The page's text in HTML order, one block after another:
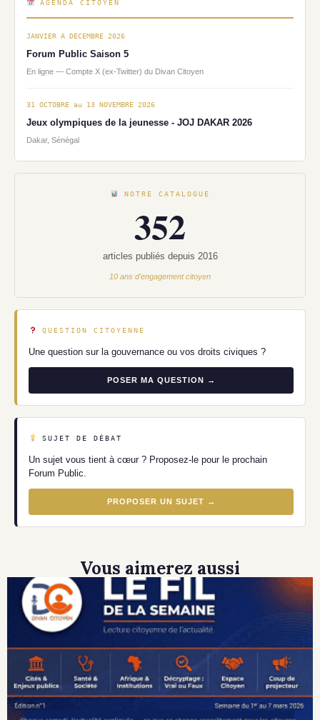
AGENDA CITOYEN
JANVIER A DECEMBRE 2026
Forum Public Saison 5
En ligne — Compte X (ex-Twitter) du Divan Citoyen
31 OCTOBRE au 13 NOVEMBRE 2026
Jeux olympiques de la jeunesse - JOJ DAKAR 2026
Dakar, Sénégal
NOTRE CATALOGUE
352
articles publiés depuis 2016
10 ans d'engagement citoyen
QUESTION CITOYENNE
Une question sur la gouvernance ou vos droits civiques ?
POSER MA QUESTION →
SUJET DE DÉBAT
Un sujet vous tient à cœur ? Proposez-le pour le prochain
Forum Public.
PROPOSER UN SUJET →
Vous aimerez aussi